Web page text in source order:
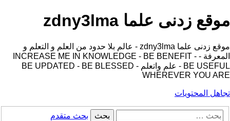
موقع زدنى علما zdny3lma
موقع زدنى علما zdny3lma - عالم بلا حدود من العلم و التعلم و
المعرفة - INCREASE ME IN KNOWLEDGE - BE BENEFIT -
BE USEFUL - علم واتعلم - BE UPDATED - BE BLESSED
WHEREVER YOU ARE
تجاهل المحتويات
بحث بحث متقدم